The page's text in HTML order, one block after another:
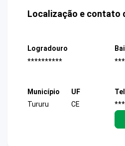
Localização e contato
Logradouro
**********
Município
Tururu
UF
CE